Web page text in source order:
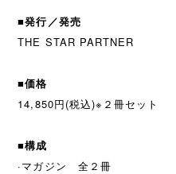
■発行／発売
THE STAR PARTNER
■価格
14,850円(税込)※２冊セット
■構成
·マガジン 全２冊